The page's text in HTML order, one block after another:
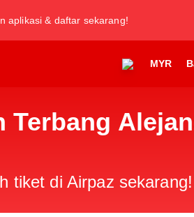
aplikasi & daftar sekarang!
MYR
Terbang
tiket di Airpaz sekarang!